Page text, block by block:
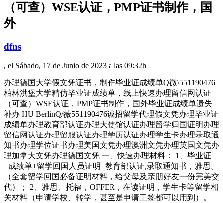
（可查）WSE认证，PMP证书制作，国
外
dfns
, el Sábado, 17 de Junio de 2023 a las 09:32h
办理德国大学假文凭证书，制作毕业证成绩单Q微\551190476
柏林洪堡大学精仿毕业证成绩单，线上快速办理留信网认证
（可查）WSE认证，PMP证书制作，国外毕业证成绩单遗失
补办 HU BerlinQ/薇551190476诚招留学代理假文凭办理毕业证
成绩单办理教育部认证办理大使馆认证办理留学归国证明办理
留信网认证办理留服认证办理学历认证办理学生卡办理录取通
知书办理学位证书办理美国文凭办理澳洲文凭办理英国文凭办
理加拿大文凭办理德国文凭 一、快速办理材料： 1、毕业证
+成绩单+留学回国人员证明+教育部认证,录取通知书，雅思。
（全套留学回国必备证明材料，给父母及亲朋好友一份完美交
代）； 2、雅思、托福，OFFER，在读证明，学生卡等留学相
关材料（申请学校、转学，甚至是申请工签都可以用到）。